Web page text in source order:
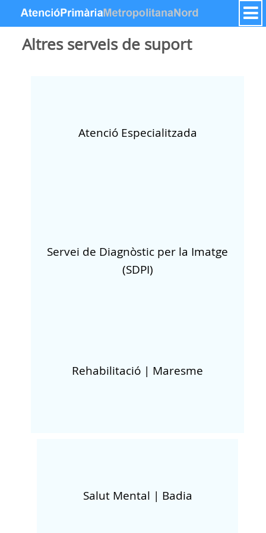
跳转到内容
Altres serveis de suport
Atenció Especialitzada
Servei de Diagnòstic per la Imatge
(SDPI)
Rehabilitació | Maresme
Salut Mental | Badia